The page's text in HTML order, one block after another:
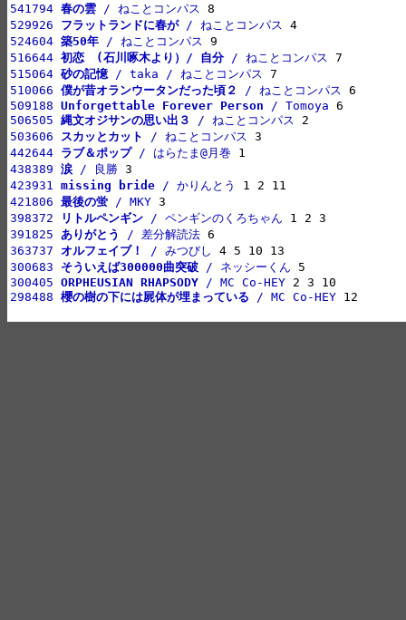
541794 春の雲 / ねことコンパス
529926 フラットランドに春が / ねことコンパス
524604 築50年 / ねことコンパス
516644 初恋　(石川啄木より）/ 自分 / ねことコンパス
515064 砂の記憶 / taka / ねことコンパス
510066 僕が昔オランウータンだった頃２ / ねことコンパス
509188 Unforgettable Forever Person / Tomoya
506505 縄文オジサンの思い出３ / ねことコンパス
503606
スカッとカット / ねことコンパス
442644 ラブ＆ポップ / はらたま@月巻
438389 涙 / 良勝
423931 missing bride / かりんとう
421806 最後の蛍 / MKY
398372
リトルペンギン / ペンギンのくろちゃん
391825 ありがとう / 差分解読法
363737 オルフェイブ！ / みつびし
300683 そういえば300000曲突破 / ネッシーくん
300405 ORPHEUSIAN RHAPSODY / MC Co-HEY
298488 櫻の樹の下には屍体が埋まっている / MC Co-HEY 12